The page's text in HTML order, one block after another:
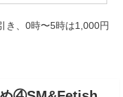
き、0時〜5時は1,000円